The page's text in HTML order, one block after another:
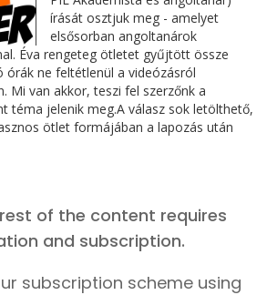
írását osztjuk meg - amelyet
elsősorban angoltanárok
Éva rengeteg ötletet gyűjtött össze
órák ne feltétlenül a videózásról
Mi van akkor, teszi fel szerzőnk a
téma jelenik meg.A válasz sok letölthető,
ötlet formájában a lapozás után